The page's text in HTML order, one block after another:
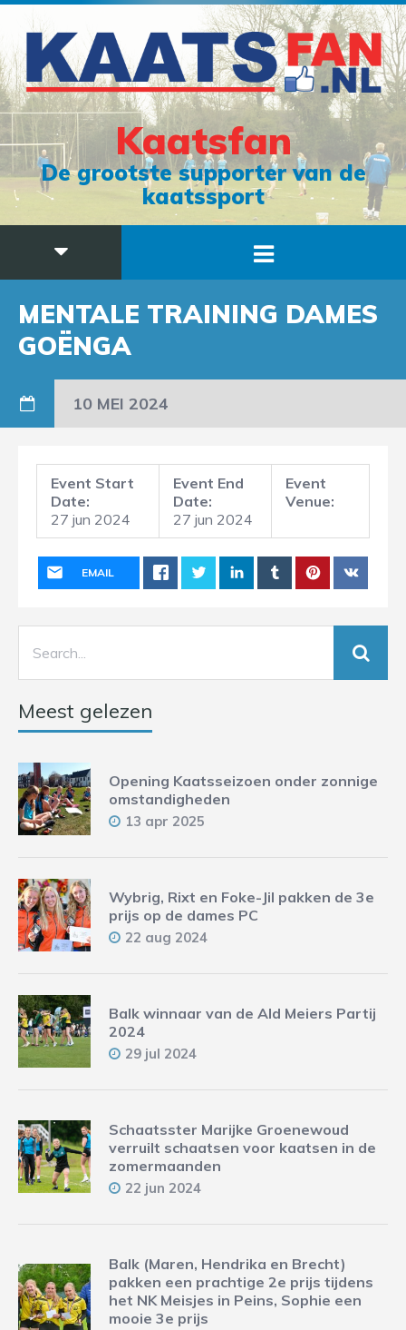
Kaatsfan
De grootste supporter van de
kaatssport
MENTALE TRAINING DAMES
GOËNGA
10 MEI 2024
Event Start
Date:
27 jun 2024
Event End
Date:
27 jun 2024
Event
Venue:
EMAIL
Meest gelezen
Opening Kaatsseizoen onder zonnige
omstandigheden
13 apr 2025
Wybrig, Rixt en Foke-Jil pakken de 3e
prijs op de dames PC
22 aug 2024
Balk winnaar van de Ald Meiers Partij
2024
29 jul 2024
Schaatsster Marijke Groenewoud
verruilt schaatsen voor kaatsen in de
zomermaanden
22 jun 2024
Balk (Maren, Hendrika en Brecht)
pakken een prachtige 2e prijs tijdens
het NK Meisjes in Peins, Sophie een
mooie 3e prijs